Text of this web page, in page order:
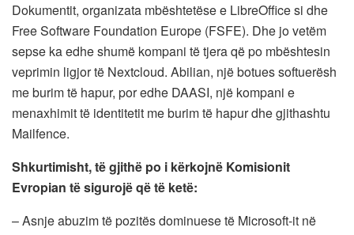
Dokumentit, organizata mbështetëse e LibreOffice si dhe
Free Software Foundation Europe (FSFE). Dhe jo vetëm
sepse ka edhe shumë kompani të tjera që po mbështesin
veprimin ligjor të Nextcloud. Abilian, një botues softuerësh
me burim të hapur, por edhe DAASI, një kompani e
menaxhimit të identitetit me burim të hapur dhe gjithashtu
Mailfence.
Shkurtimisht, të gjithë po i kërkojnë Komisionit
Evropian të sigurojë që të ketë:
– Asnje abuzim të pozitës dominuese të Microsoft-it në